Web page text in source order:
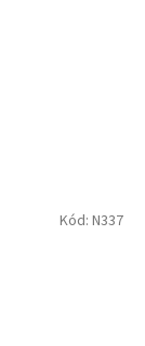
Kód: N337